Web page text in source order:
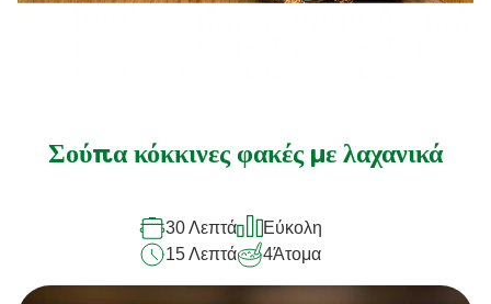
Σούπα κόκκινες φακές με λαχανικά
30 Λεπτά
Εύκολη
15 Λεπτά
4Άτομα